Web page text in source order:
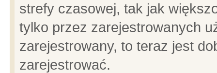
strefy czasowej, tak jak
tylko przez zarejestrowanych
zarejestrowany, to teraz jest
zarejestrować.